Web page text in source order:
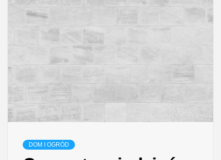
DOM I OGRÓD